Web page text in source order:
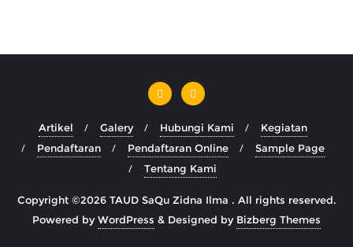
Artikel Galery Hubungi Kami
Kegiatan
Pendaftaran
Pendaftaran Online
Sample Page
Tentang Kami
Copyright ©2026 TAUD SaQu Zidna Ilma . All rights reserved.
Powered byWordPress & Designed by Bizberg Themes